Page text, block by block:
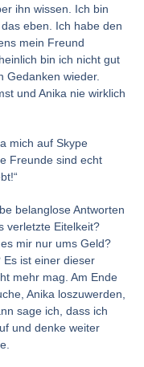
ihn wissen. Ich bin
eben. Ich habe den
mein Freund
bin ich nicht gut
Gedanken wieder.
und Anika nie wirklich
mich auf Skype
Freunde sind echt
belanglose Antworten
verletzte Eitelkeit?
mir nur ums Geld?
Es ist einer dieser
mehr mag. Am Ende
Anika loszuwerden,
sage ich, dass ich
und denke weiter